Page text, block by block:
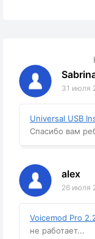
31 июля
Universal USB
Спасибо вам
alex
26 июля
Voicemod Pro
не работает...